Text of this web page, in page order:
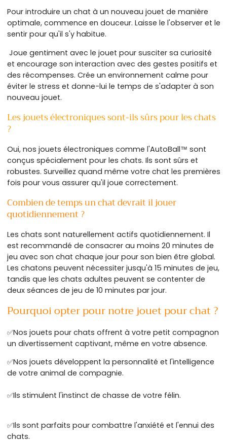
Pour introduire un chat à un nouveau jouet de manière
optimale, commence en douceur. Laisse le l'observer et le
sentir pour qu'il s'y habitue.
Joue gentiment avec le jouet pour susciter sa curiosité
et encourage son interaction avec des gestes positifs et
des récompenses. Crée un environnement calme pour
éviter le stress et donne-lui le temps de s'adapter à son
nouveau jouet.
Les jouets électroniques sont-ils sûrs pour les chats
?
Oui, nos jouets électroniques comme l'AutoBall™ sont
conçus spécialement pour les chats. Ils sont sûrs et
robustes. Surveillez quand même votre chat les premières
fois pour vous assurer qu'il joue correctement.
Combien de temps un chat devrait il jouer
quotidiennement ?
Les chats sont naturellement actifs quotidiennement. Il
est recommandé de consacrer au moins 20 minutes de
jeu avec son chat chaque jour pour son bien être global.
Les chatons peuvent nécessiter jusqu'à 15 minutes de jeu,
tandis que les chats adultes peuvent se contenter de
deux séances de jeu de 10 minutes par jour.
Pourquoi opter pour notre jouet pour chat ?
✅Nos jouets pour chats offrent à votre petit compagnon
un divertissement captivant, même en votre absence.
✅Nos jouets développent la personnalité et l'intelligence
de votre animal de compagnie.
✅Ils stimulent l'instinct de chasse de votre félin.
✅Ils sont parfaits pour combattre l'anxiété et l'ennui des
chats.